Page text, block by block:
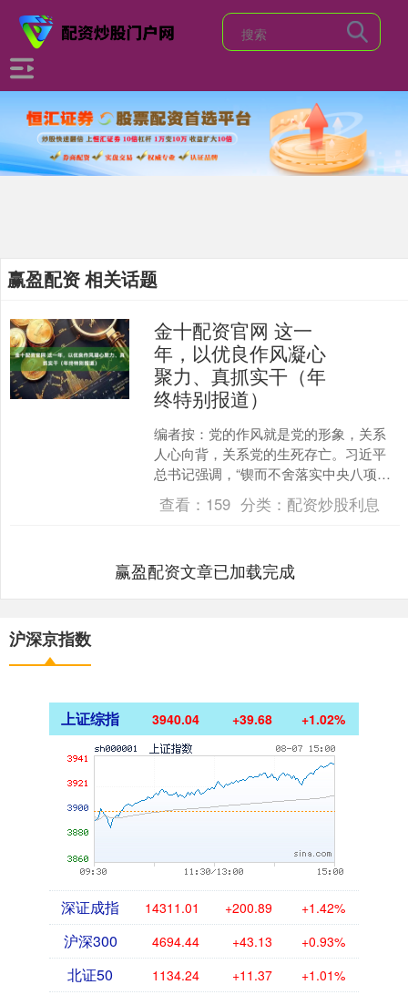
赢盈配资 相关话题
金十配资官网 这一
年，以优良作风凝心
聚力、真抓实干（年
终特别报道）
编者按：党的作风就是党的形象，关系
人心向背，关系党的生死存亡。习近平
总书记强调，“锲而不舍落实中央八项规
定精神，推进作风建设常态化长效化”“以
铁规矩锻造好作风，....
查看： 159 分类： 配资炒股利息
赢盈配资文章已加载完成
沪深京指数
上证综指 3940.04 +39.68 +1.02%
深证成指 14311.01 +200.89 +1.42%
沪深300 4694.44 +43.13 +0.93%
北证50 1134.24 +11.37 +1.01%